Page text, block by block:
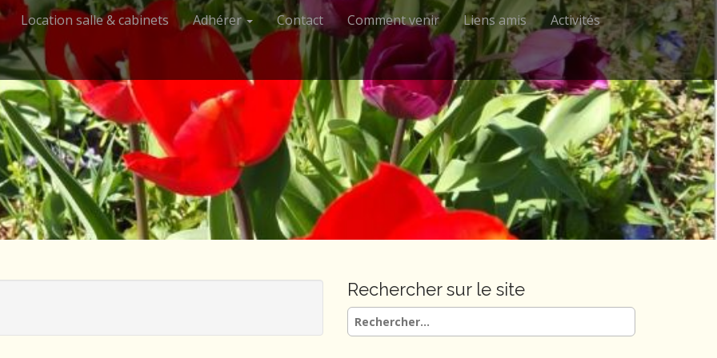
Location salle & cabinets Adhérer Contact Comment venir Liens amis Activités
Rechercher sur le site
Rechercher :